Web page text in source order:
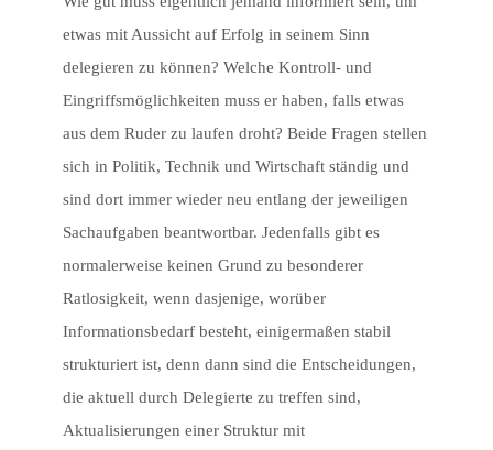
etwas mit Aussicht auf Erfolg in seinem Sinn
delegieren zu können? Welche Kontroll- und
Eingriffsmöglichkeiten muss er haben, falls etwas
aus dem Ruder zu laufen droht? Beide Fragen stellen
sich in Politik, Technik und Wirtschaft ständig und
sind dort immer wieder neu entlang der jeweiligen
Sachaufgaben beantwortbar. Jedenfalls gibt es
normalerweise keinen Grund zu besonderer
Ratlosigkeit, wenn dasjenige, worüber
Informationsbedarf besteht, einigermaßen stabil
strukturiert ist, denn dann sind die Entscheidungen,
die aktuell durch Delegierte zu treffen sind,
Aktualisierungen einer Struktur mit